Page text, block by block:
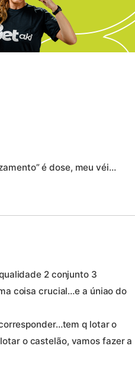
é dose, meu véi…
2 conjunto 3
coisa crucial…e a úniao do
q lotar o
o castelão, vamos fazer a